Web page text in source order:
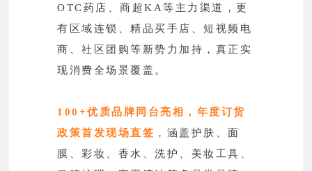
OTC药店、商超KA等主力渠道，更
有区域连锁、精品买手店、短视频电
商、社区团购等新势力加持，真正实
现消费全场景覆盖。
100+优质品牌同台亮相，年度订货
政策首发现场直签 ，涵盖护肤、面
膜、彩妆、香水、洗护、美妆工具、